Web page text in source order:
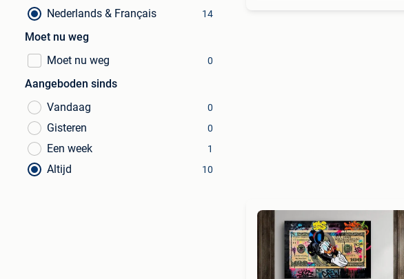
Nederlands & Français 14
Moet nu weg
Moet nu weg
0
Aangeboden sinds
Vandaag
0
Gisteren 0
Een week 1
Altijd 10